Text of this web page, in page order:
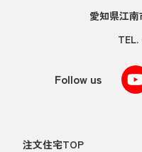
愛知県江
TEL.
Follow us
注文住宅TOP